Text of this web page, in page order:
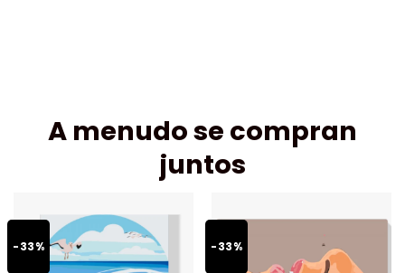
A menudo se compran
juntos
-33% -33%